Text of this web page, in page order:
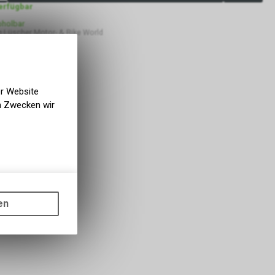
Lüscher Motor- & Bike World
Website
Zwecken wir
wie die
die